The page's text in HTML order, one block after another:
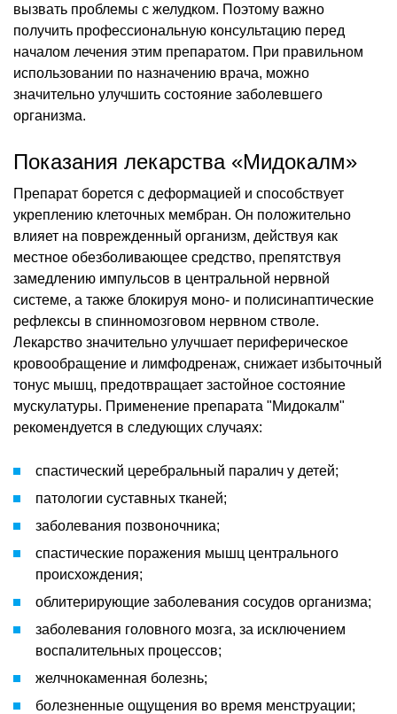
вызвать проблемы с желудком. Поэтому важно
получить профессиональную консультацию перед
началом лечения этим препаратом. При правильном
использовании по назначению врача, можно
значительно улучшить состояние заболевшего
организма.
Показания лекарства «Мидокалм»
Препарат борется с деформацией и способствует
укреплению клеточных мембран. Он положительно
влияет на поврежденный организм, действуя как
местное обезболивающее средство, препятствуя
замедлению импульсов в центральной нервной
системе, а также блокируя моно- и полисинаптические
рефлексы в спинномозговом нервном стволе.
Лекарство значительно улучшает периферическое
кровообращение и лимфодренаж, снижает избыточный
тонус мышц, предотвращает застойное состояние
мускулатуры. Применение препарата "Мидокалм"
рекомендуется в следующих случаях:
спастический церебральный паралич у детей;
патологии суставных тканей;
заболевания позвоночника;
спастические поражения мышц центрального
происхождения;
облитерирующие заболевания сосудов организма;
заболевания головного мозга, за исключением
воспалительных процессов;
желчнокаменная болезнь;
болезненные ощущения во время менструации;